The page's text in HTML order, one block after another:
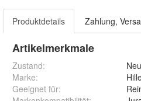
Produktdetails Zahlung,
Artikelmerkmale
Zustand:
Neu
Marke:
Geeignet für: